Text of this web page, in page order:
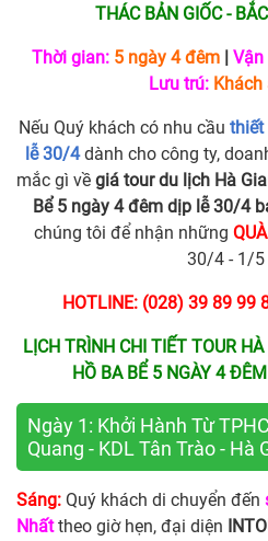
THÁC BẢN GIỐC -
Thời gian: 5 ngày 4 đêm Vận
Lưu trú:
Nếu Quý khách có nhu cầu thiết
lễ 30/4dành cho công ty,
mắc gì về giá tour du lịch Hà
Bể 5 ngày 4 đêm dịp lễ 30/4
chúng tôi để nhận những
30/4 - 1/5
HOTLINE: (028) 39 89 99
LỊCH TRÌNH CHI TIẾT TOUR HÀ
HỒ BA BỂ 5 NGÀY 4
Ngày 1: Khởi Hành Từ
Quang - KDL Tân Trào - Hà
Sáng: Quý khách di chuyển đến
Nhấttheo giờ hẹn, đại diện